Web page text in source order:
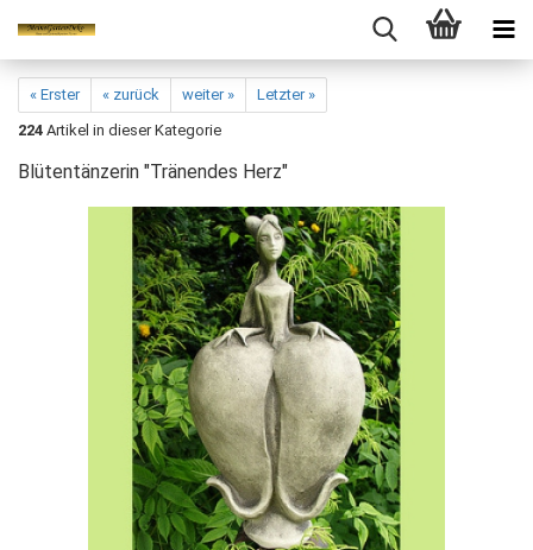
« Erster « zurück weiter »
Letzter »
224 Artikel in dieser Kategorie
Blütentänzerin "Tränendes Herz"